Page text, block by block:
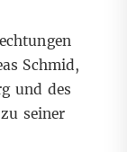
Schmid,
und des
seiner